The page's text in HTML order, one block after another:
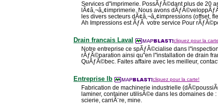
Services d''imprimerie. PossÃƒÂ©dant plus de 20
lÃ¢â‚¬â„¢imprimerie. Nous avons
les divers secteurs dÃ¢â‚¬â„¢impressions (offset,
Ah Impressions est ÃƒÂ votre service Pour
Drain francais Laval cliquez pour la
Notre entreprise ce spÃƒÂ©cialise dans
rÃƒÂ©paration ainsi qu''en l''installation de drain
QuÃƒÂ©bec. Faites affaire avec les meilleur,
Entreprise lb cliquez pour la carte!
Fabrication de machinerie industrielle
laminer, container utilisÃ©e dans les domaines de
scierie, carriÃ¨re, mine.